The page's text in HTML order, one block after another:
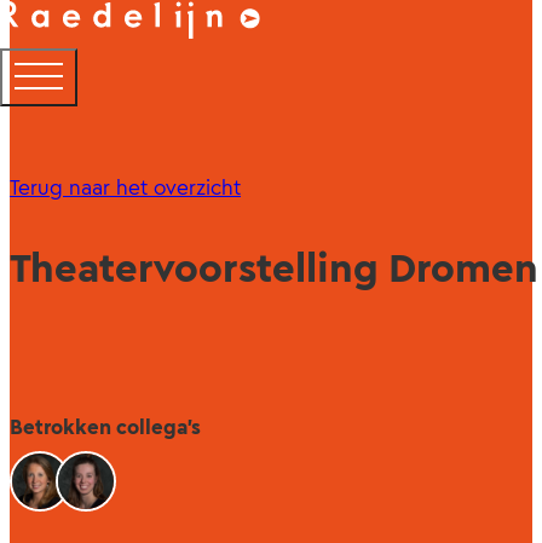
Terug naar het overzicht
Theatervoorstelling
Betrokken collega's